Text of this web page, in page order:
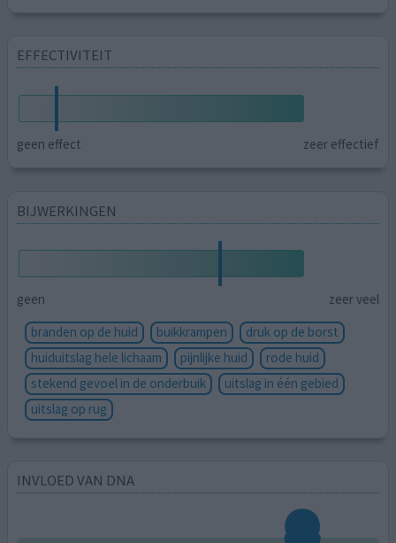
EFFECTIVITEIT
geen effect zeer effectief
BIJWERKINGEN
geen
zeer veel
branden op de huid
buikkrampen
druk op de borst
huiduitslag hele lichaam
pijnlijke huid
rode huid
stekend gevoel in de onderbuik
uitslag in één gebied
uitslag op rug
INVLOED VAN DNA